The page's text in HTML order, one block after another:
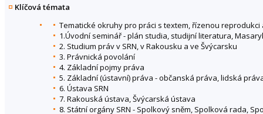
Klíčová témata
Tematické okruhy pro práci s textem, řízenou
1.Úvodní seminář - plán studia, studijní literatura,
2. Studium práv v SRN, v Rakousku a ve Švýcarsku
3. Právnická povolání
4. Základní pojmy práva
5. Základní (ústavní) práva - občanská práva, lidská
6. Ústava SRN
7. Rakouská ústava, Švýcarská ústava
8. Státní orgány SRN - Spolkový sněm, Spolková rada,